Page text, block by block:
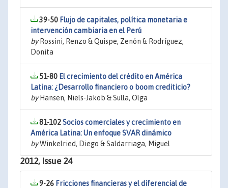
39-50 Flujo de capitales, política monetaria e
intervención cambiaria en el Perú
byRossini, Renzo & Quispe, Zenón & Rodríguez,
Donita
51-80 El crecimiento del crédito en América
Latina: ¿Desarrollo financiero o boom crediticio?
byHansen, Niels-Jakob & Sulla, Olga
81-102Socios comerciales y crecimiento en
América Latina: Un enfoque SVAR dinámico
byWinkelried, Diego & Saldarriaga, Miguel
2012, Issue 24
9-26 Fricciones financieras y el diferencial de